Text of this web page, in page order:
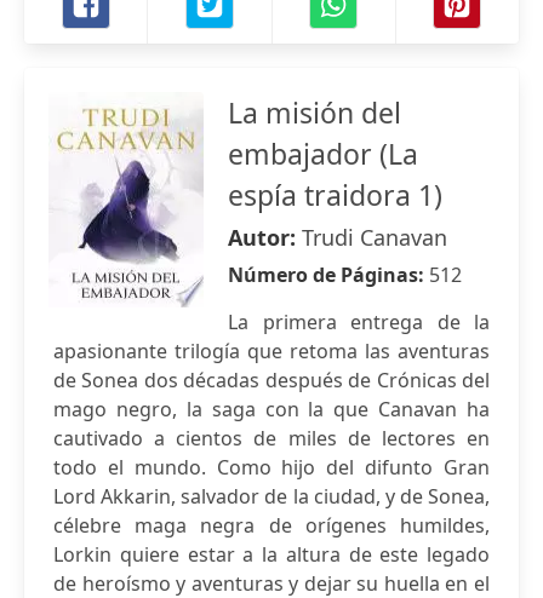
La misión del
embajador (La
espía traidora 1)
Autor: Trudi Canavan
Número de Páginas: 512
La primera entrega de la
apasionante trilogía que retoma las aventuras
de Sonea dos décadas después de Crónicas del
mago negro, la saga con la que Canavan ha
cautivado a cientos de miles de lectores en
todo el mundo. Como hijo del difunto Gran
Lord Akkarin, salvador de la ciudad, y de Sonea,
célebre maga negra de orígenes humildes,
Lorkin quiere estar a la altura de este legado
de heroísmo y aventuras y dejar su huella en el